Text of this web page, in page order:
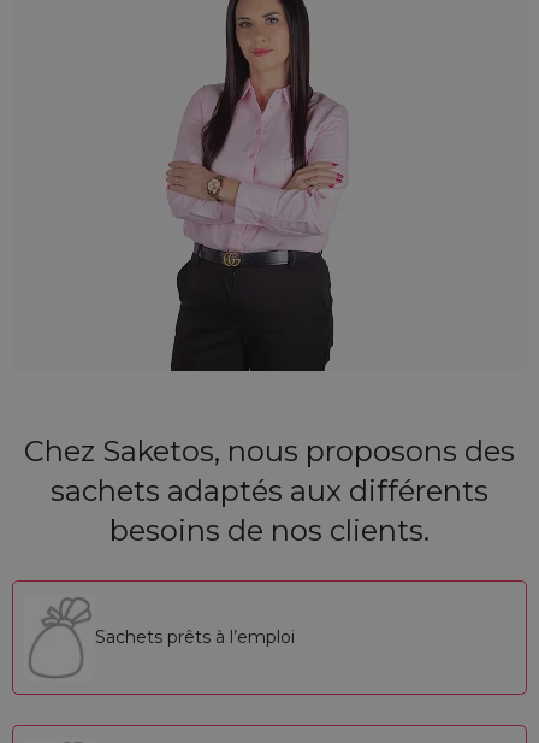
Chez Saketos, nous proposons des
sachets adaptés aux différents
besoins de nos clients.
Sachets prêts à l’emploi